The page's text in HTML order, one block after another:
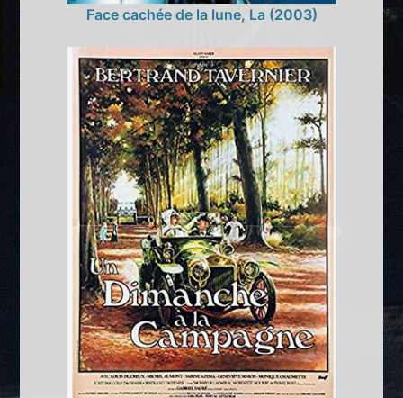
Face cachée de la lune, La (2003)